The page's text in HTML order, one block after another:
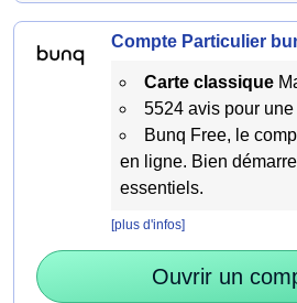
Compte Particulier
Carte classique
5524 avis pour
Bunq Free, le
en ligne. Bien
essentiels.
[plus d'infos]
Ouvrir un